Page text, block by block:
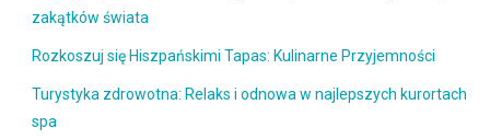
zakątków świata
Rozkoszuj się Hiszpańskimi Tapas: Kulinarne Przyjemności
Turystyka zdrowotna: Relaks i odnowa w najlepszych kurortach
spa